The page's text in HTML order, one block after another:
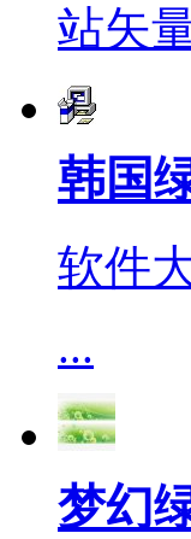
站矢
韩国
软件
...
梦幻